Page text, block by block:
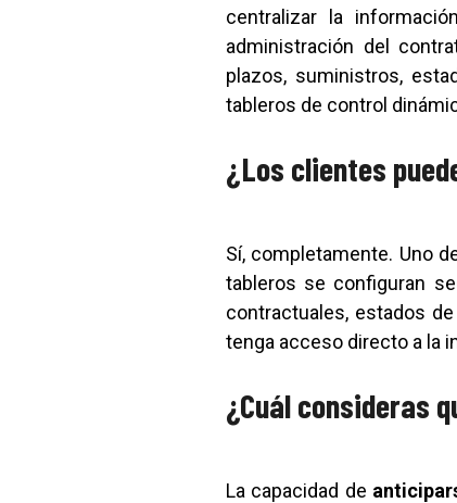
centralizar la
administración del
plazos, suministros,
tableros de control
¿Los clientes
Sí, completamente. Uno
tableros se configuran
contractuales, estados
tenga acceso directo a la
¿Cuál consideras
La capacidad de